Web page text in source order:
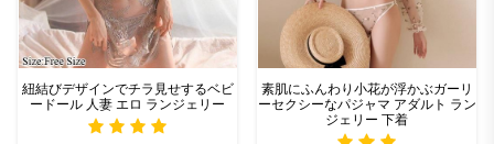
紐結びデザインでチラ見せするベビ
ードール 人妻 エロ ランジェリー
素肌にふんわり小花が浮かぶガーリ
ーセクシーなパジャマ アダルト ラン
ジェリー 下着